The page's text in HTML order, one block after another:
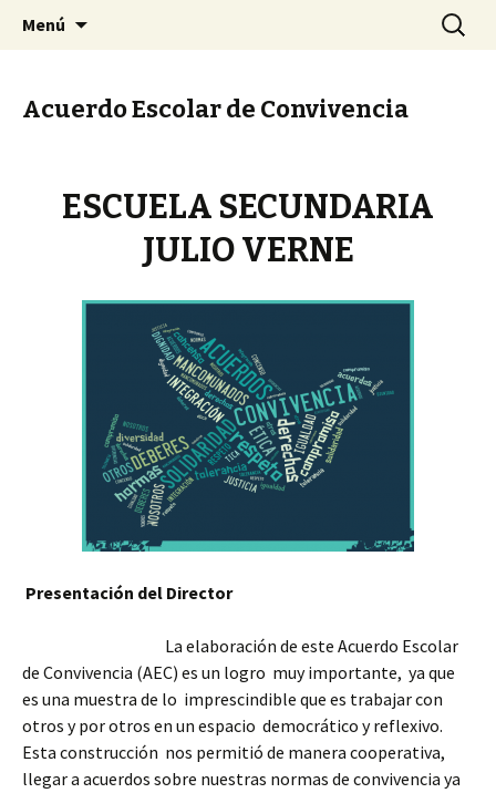
Secundaria Julio Verne
Otro sitio más de Sitios de Escuela Julio
Verne
Menú Buscar:
Acuerdo Escolar de Convivencia
ESCUELA SECUNDARIA
JULIO VERNE
Presentación del Director
La elaboración de este Acuerdo Escolar
de Convivencia (AEC) es un logro muy importante, ya que
es una muestra de lo imprescindible que es trabajar con
otros y por otros en un espacio democrático y reflexivo.
Esta construcción nos permitió de manera cooperativa,
llegar a acuerdos sobre nuestras normas de convivencia ya